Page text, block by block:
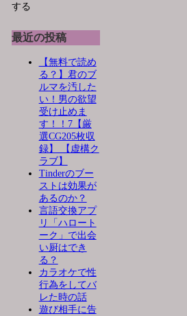
する
最近の投稿
【無料で読め
る？】君のブ
ルマを汚した
い！男の欲望
受け止めま
す！！7【厳
選CG205枚収
録】 【虚構ク
ラブ】
Tinderのブー
ストは効果が
あるのか？
言語交換アプ
リ「ハロート
ーク」で出会
い厨はでき
る？
カラオケで性
行為をしてバ
レた時の話
遊び相手に告